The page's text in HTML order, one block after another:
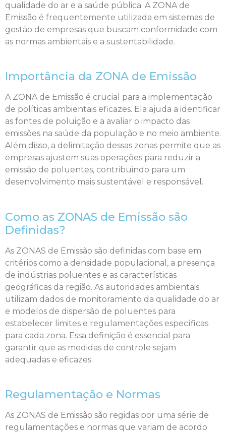
qualidade do ar e a saúde pública. A ZONA de
Emissão é frequentemente utilizada em sistemas de
gestão de empresas que buscam conformidade com
as normas ambientais e a sustentabilidade.
Importância da ZONA de Emissão
A ZONA de Emissão é crucial para a implementação
de políticas ambientais eficazes. Ela ajuda a identificar
as fontes de poluição e a avaliar o impacto das
emissões na saúde da população e no meio ambiente.
Além disso, a delimitação dessas zonas permite que as
empresas ajustem suas operações para reduzir a
emissão de poluentes, contribuindo para um
desenvolvimento mais sustentável e responsável.
Como as ZONAS de Emissão são
Definidas?
As ZONAS de Emissão são definidas com base em
critérios como a densidade populacional, a presença
de indústrias poluentes e as características
geográficas da região. As autoridades ambientais
utilizam dados de monitoramento da qualidade do ar
e modelos de dispersão de poluentes para
estabelecer limites e regulamentações específicas
para cada zona. Essa definição é essencial para
garantir que as medidas de controle sejam
adequadas e eficazes.
Regulamentação e Normas
As ZONAS de Emissão são regidas por uma série de
regulamentações e normas que variam de acordo